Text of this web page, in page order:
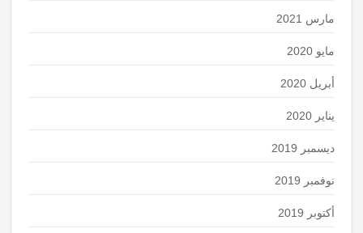
مارس 2021
مايو 2020
أبريل 2020
يناير 2020
ديسمبر 2019
نوفمبر 2019
أكتوبر 2019